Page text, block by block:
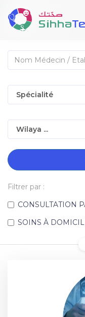
Filtrer par :
CONSULTATION
SOINS À